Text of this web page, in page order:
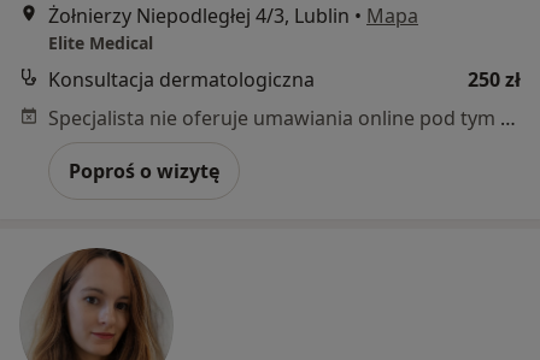
Żołnierzy Niepodległej 4/3, Lublin • Mapa
Elite Medical
Konsultacja dermatologiczna
250 zł
Specjalista nie oferuje umawiania online pod tym adresem.
Poproś o wizytę